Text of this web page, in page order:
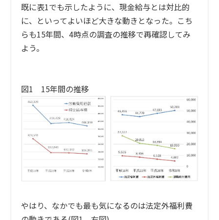
既に表1でも示したように、現金給与とは対比的
に、といってよいほど大きな動きとなった。こち
らも15年間、4時点の調査の推移で再確認してみ
よう。
図1 15年間の推移
やはり、なかでも最も気になるのは法定外福利費